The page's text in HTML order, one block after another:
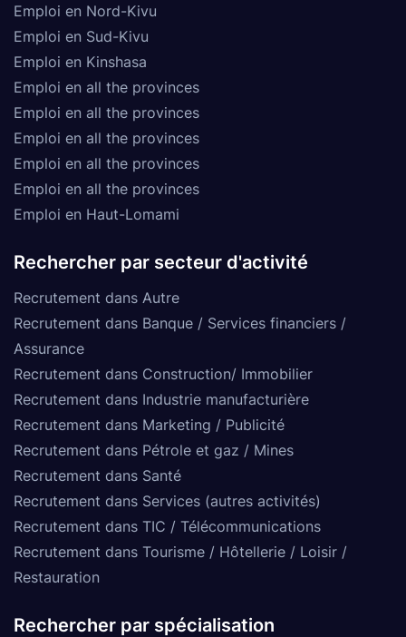
Emploi en Nord-Kivu
Emploi en Sud-Kivu
Emploi en Kinshasa
Emploi en all the provinces
Emploi en all the provinces
Emploi en all the provinces
Emploi en all the provinces
Emploi en all the provinces
Emploi en Haut-Lomami
Rechercher par secteur d'activité
Recrutement dans Autre
Recrutement dans Banque / Services financiers /
Assurance
Recrutement dans Construction/ Immobilier
Recrutement dans Industrie manufacturière
Recrutement dans Marketing / Publicité
Recrutement dans Pétrole et gaz / Mines
Recrutement dans Santé
Recrutement dans Services (autres activités)
Recrutement dans TIC / Télécommunications
Recrutement dans Tourisme / Hôtellerie / Loisir /
Restauration
Rechercher par spécialisation